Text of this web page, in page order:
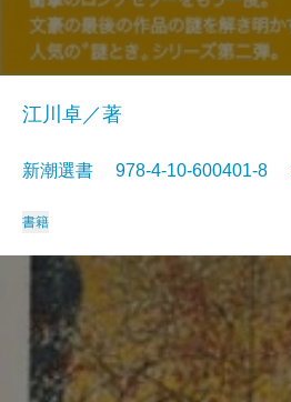
江川卓／著
新潮選書 978-4-10-600401-8
書籍